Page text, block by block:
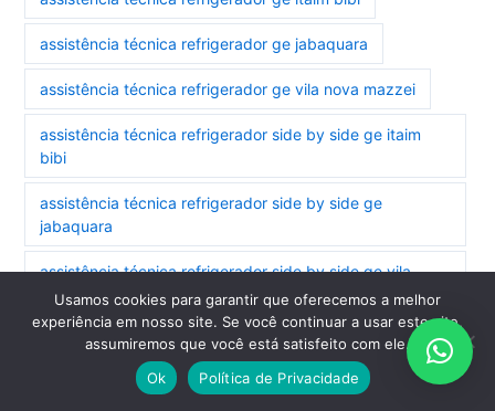
assistência técnica refrigerador ge jabaquara
assistência técnica refrigerador ge vila nova mazzei
assistência técnica refrigerador side by side ge itaim
bibi
assistência técnica refrigerador side by side ge
jabaquara
assistência técnica refrigerador side by side ge vila
nova mazzei
assistência técnica secadora ge jabaquara
assistência técnica secadora ge vila nova mazzei
Usamos cookies para garantir que oferecemos a melhor
experiência em nosso site. Se você continuar a usar este site,
assumiremos que você está satisfeito com ele.
Ok
Política de Privacidade